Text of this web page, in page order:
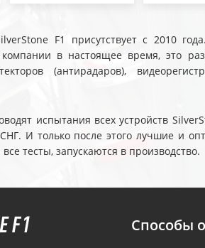
F1 присутствует с 2010
в настоящее время, это
(антирадаров),
испытания всех устройств
И только после этого лучшие и
тесты, запускаются в производство.
Способы